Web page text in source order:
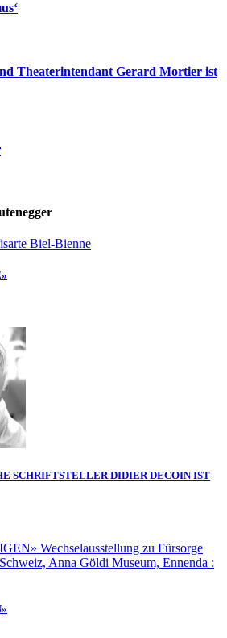
Theaterintendant Gerard Mortier ist
SCHRIFTSTELLER DIDIER DECOIN IST